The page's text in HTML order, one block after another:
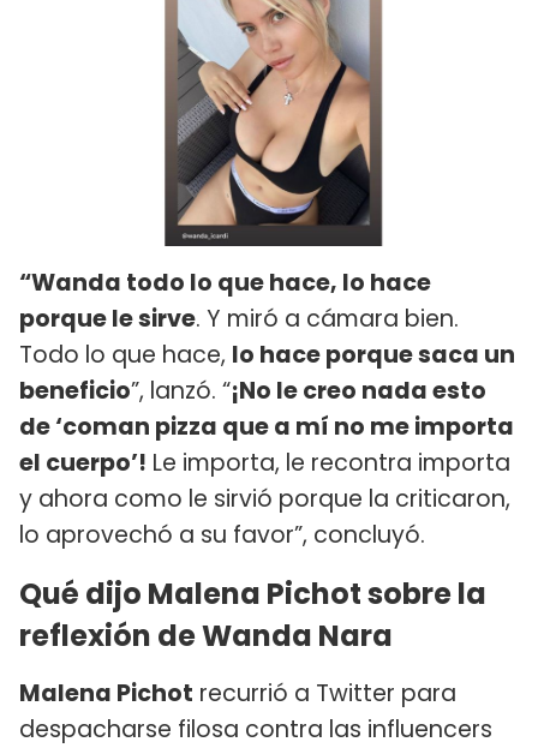
“Wanda todo lo que hace, lo hace
porque le sirve. Y miró a cámara bien.
Todo lo que hace, lo hace porque saca un
beneficio”, lanzó. “¡No le creo nada esto
de ‘coman pizza que a mí no me importa
el cuerpo’! Le importa, le recontra importa
y ahora como le sirvió porque la criticaron,
lo aprovechó a su favor”, concluyó.
Qué dijo Malena Pichot sobre la
reflexión de Wanda Nara
Malena Pichot recurrió a Twitter para
despacharse filosa contra las influencers